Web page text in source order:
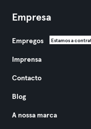
Empresa
Empregos Estamos a
Imprensa
Contacto
Blog
A nossa marca